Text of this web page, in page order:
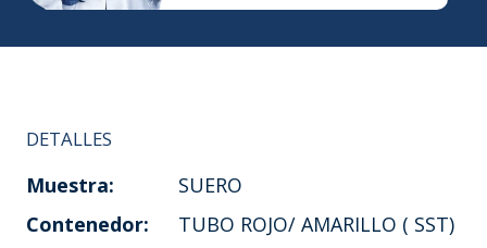
DETALLES
Muestra:
SUERO
Contenedor:
TUBO ROJO/ AMARILLO ( SST)